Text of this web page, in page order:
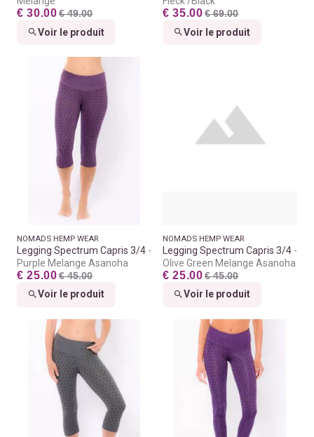
€ 30.00 € 49.00
Voir le produit
€ 35.00 € 69.00
Voir le produit
NOMADS HEMP WEAR
Legging Spectrum Capris 3/4
Purple Melange Asanoha
€ 25.00 € 45.00
Voir le produit
NOMADS HEMP WEAR
Legging Spectrum Capris 3/4
Olive Green Melange Asanoha
€ 25.00 € 45.00
Voir le produit